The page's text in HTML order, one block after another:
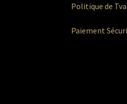
Politique de Tva
Paiement